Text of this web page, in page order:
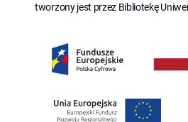
tworzony jest przez Bibliotekę